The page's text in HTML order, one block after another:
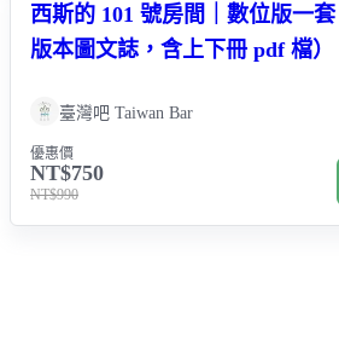
西斯的 101 號房間｜數位版一
版本圖文誌，含上下冊 pdf 檔）
臺灣吧 Taiwan Bar
優惠價
NT$750
NT$990